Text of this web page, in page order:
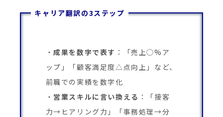
キャリア翻訳の3ステップ
成果を数字で表す ：「売上◯%ア
ップ」「顧客満足度△点向上」など、
前職での実績を数字化
営業スキルに言い換える ：「接客
力→ヒアリング力」「事務処理→分